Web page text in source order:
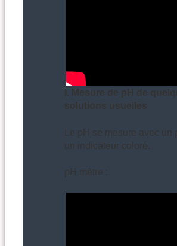
I. Mesure de pH de
solutions usuelles
Le pH se mesure avec un
un indicateur coloré.